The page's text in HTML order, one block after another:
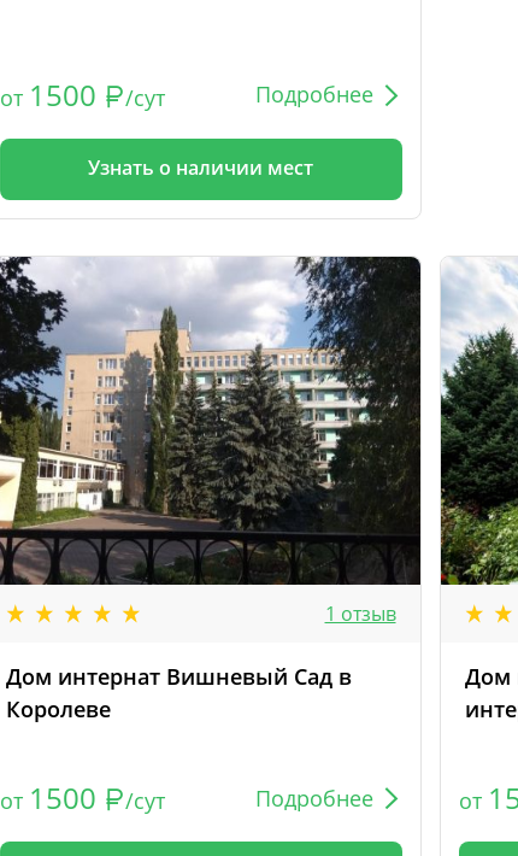
от 1500 /сут Подробнее
Узнать о наличии мест
1 отзыв
Дом интернат Вишневый Сад в
Королеве
от 1500 /сут Подробнее
Дом
от